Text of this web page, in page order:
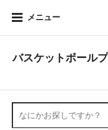
メニュー
バスケットボール